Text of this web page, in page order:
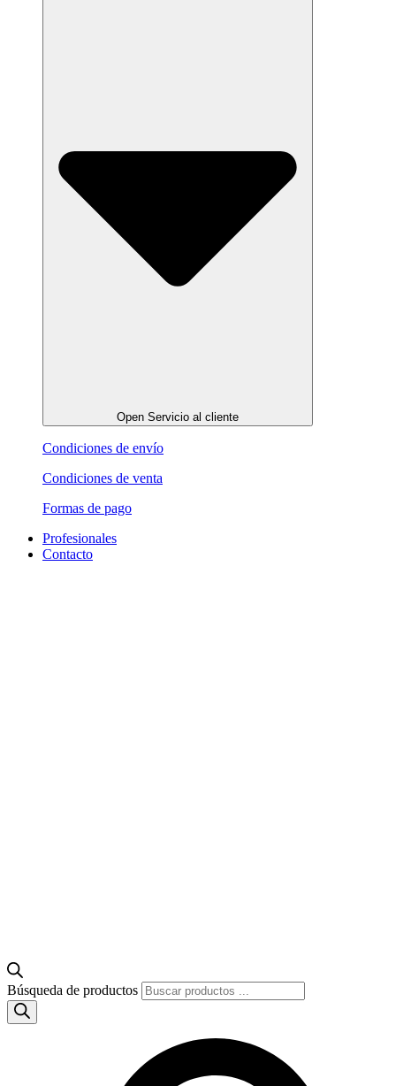
Open Servicio al cliente
Condiciones de envío
Condiciones de venta
Formas de pago
Profesionales
Contacto
Búsqueda de productos